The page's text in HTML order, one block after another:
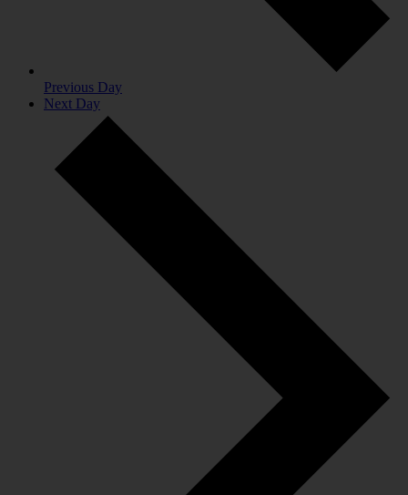
Previous Day
Next Day